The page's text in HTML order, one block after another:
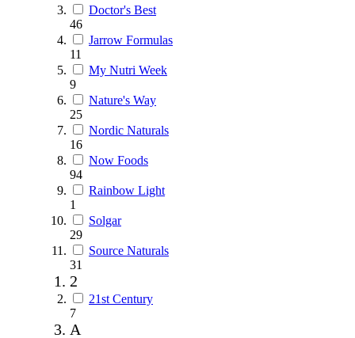
Doctor's Best
46
Jarrow Formulas
11
My Nutri Week
9
Nature's Way
25
Nordic Naturals
16
Now Foods
94
Rainbow Light
1
Solgar
29
Source Naturals
31
2
21st Century
7
A